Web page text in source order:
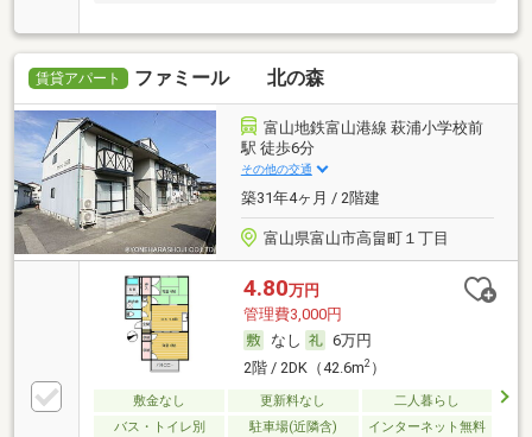
賃貸アパート ファミール 北の森
富山地鉄富山港線 萩浦小学校前
駅 徒歩6分
その他の交通
築31年4ヶ月 / 2階建
富山県富山市高畠町１丁目
4.80万円
管理費3,000円
なし
6万円
2階 / 2DK（42.6m2）
敷金なし 更新料なし
二人暮らし
バス・トイレ別
駐車場(近隣含) インターネット無料